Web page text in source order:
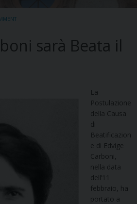
sarà Beata il
La
Postulazione
della Causa
di
Beatificazion
e di Edvige
Carboni,
nella data
dell’11
febbraio, ha
portato a